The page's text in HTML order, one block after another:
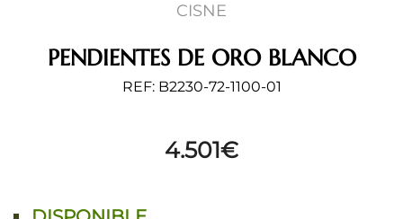
CISNE
PENDIENTES DE ORO BLANCO
REF: B2230-72-1100-01
4.501€